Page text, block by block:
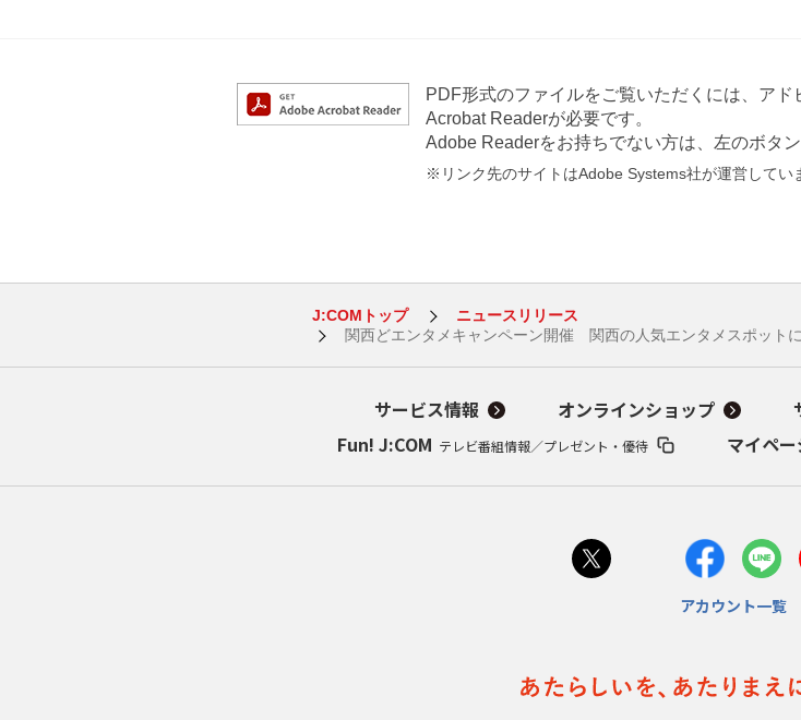
PDF形式のファイルをご覧いただくには、ア
Acrobat Readerが必要です。
Adobe Readerをお持ちでない方は、左のボタ
※リンク先のサイトはAdobe Systems社が運営してい
J:COMトップ
ニュースリリース
関西どエンタメキャンペーン開催 関西の人気エンタメスポット
サービス情報 オンラインショップ
Fun! J:COM テレビ番組情報／プレゼント・優待 マイペー
アカウント一覧